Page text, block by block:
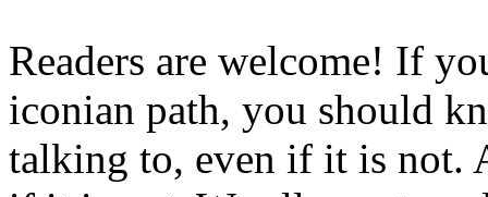
Readers are welcome! If
iconian path, you should
talking to, even if it is not.